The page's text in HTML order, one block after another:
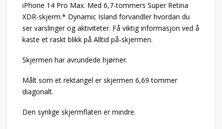
iPhone 14 Pro Max. Med 6,7-tommers Super Retina
XDR-skjerm.* Dynamic Island forvandler hvordan du
ser varslinger og aktiviteter. Få viktig informasjon ved å
kaste et raskt blikk på Alltid på-skjermen.
Skjermen har avrundede hjørner.
Målt som et rektangel er skjermen 6,69 tommer
diagonalt.
Den synlige skjermflaten er mindre.